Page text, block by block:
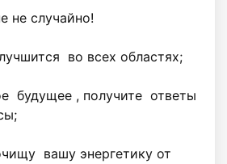
не случайно!
во всех областях;
будущее , получите  ответы
вашу энергетику от